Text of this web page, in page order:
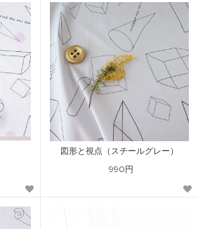
図形と視点（スチールグレー）
990円